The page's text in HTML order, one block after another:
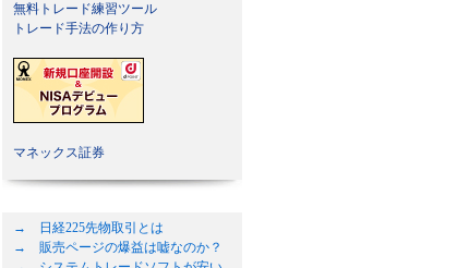
無料トレード練習ツール
トレード手法の作り方
マネックス証券
→ 日経225先物取引とは
→ 販売ページの爆益は嘘なのか？